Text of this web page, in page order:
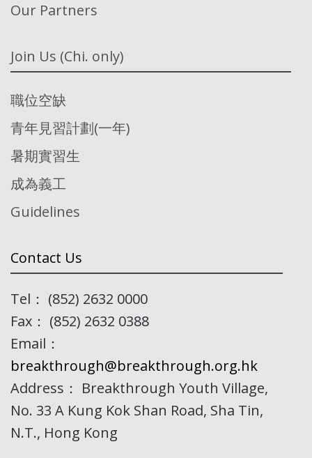
Our Partners
Join Us (Chi. only)
職位空缺
青年見習計劃(一年)
暑期實習生
成為義工
Guidelines
Contact Us
Tel： (852) 2632 0000
Fax： (852) 2632 0388
Email：
breakthrough@breakthrough.org.hk
Address： Breakthrough Youth Village,
No. 33 A Kung Kok Shan Road, Sha Tin,
N.T., Hong Kong